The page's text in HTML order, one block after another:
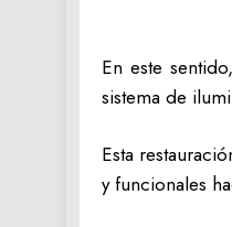
En este
sistema de
Esta
y funcionales